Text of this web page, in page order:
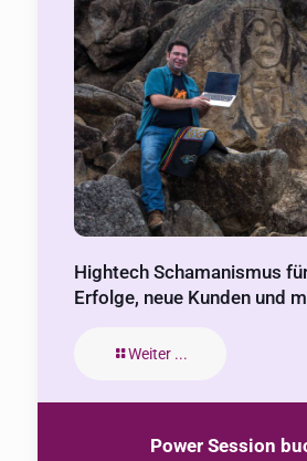
Hightech Schamanismus
Erfolge, neue Kunden und
Weiter ...
Power Session